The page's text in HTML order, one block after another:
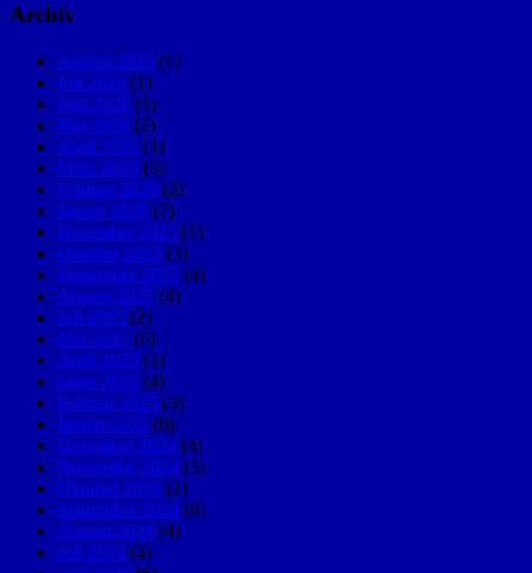
Archiv
August 2026 (1)
Juli 2026 (1)
Juni 2026 (1)
Mai 2026 (2)
April 2026 (1)
März 2026 (5)
Februar 2026 (2)
Januar 2026 (7)
Dezember 2025 (1)
Oktober 2025 (3)
September 2025 (4)
August 2025 (4)
Juli 2025 (2)
Mai 2025 (5)
April 2025 (1)
März 2025 (4)
Februar 2025 (3)
Januar 2025 (8)
Dezember 2024 (4)
November 2024 (3)
Oktober 2024 (2)
September 2024 (8)
August 2024 (4)
Juli 2024 (4)